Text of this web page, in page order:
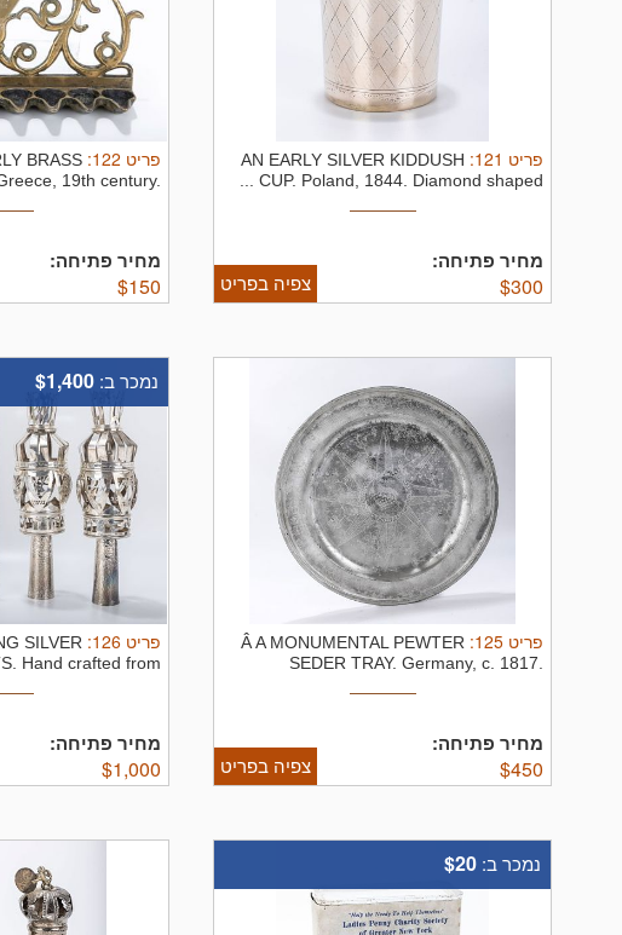
פריט 121
:
AN EARLY SILVER KIDDUSH
CUP. Poland, 1844. Diamond shaped ...
מחיר פתיחה:
$300 צפיה בפריט
פריט 122
:
BRASS
19th century.
מחיר פתיחה:
$150
פריט 125
:
Â A MONUMENTAL PEWTER
SEDER TRAY. Germany, c. 1817.
מחיר פתיחה:
$450 צפיה בפריט
נמכר ב: $1,400
פריט 126
:
SILVER
Hand crafted from
מחיר פתיחה:
$1,000
נמכר ב: $20